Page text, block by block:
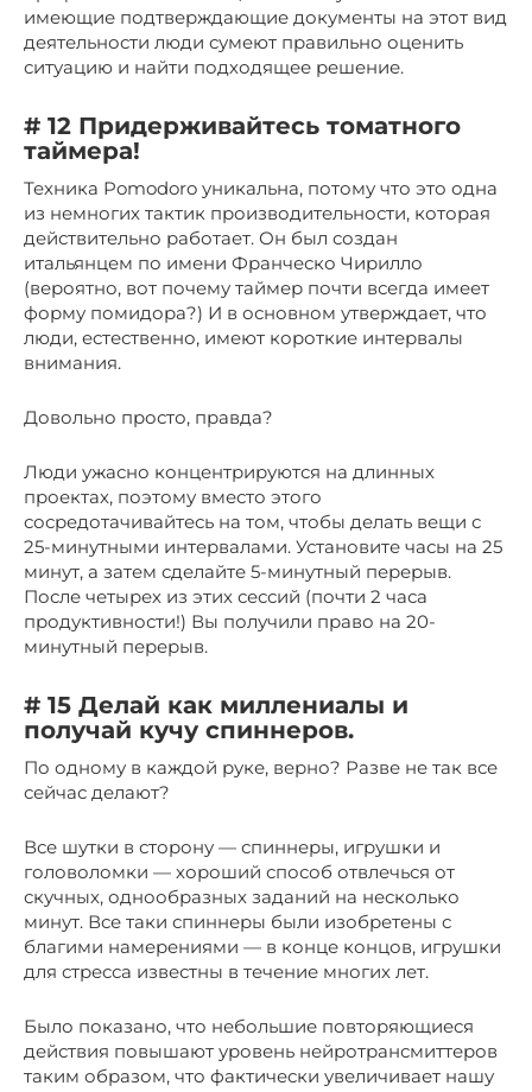
имеющие подтверждающие документы на этот вид
деятельности люди сумеют правильно оценить
ситуацию и найти подходящее решение.
# 12 Придерживайтесь томатного
таймера!
Техника Pomodoro уникальна, потому что это одна
из немногих тактик производительности, которая
действительно работает. Он был создан
итальянцем по имени Франческо Чирилло
(вероятно, вот почему таймер почти всегда имеет
форму помидора?) И в основном утверждает, что
люди, естественно, имеют короткие интервалы
внимания.
Довольно просто, правда?
Люди ужасно концентрируются на длинных
проектах, поэтому вместо этого
сосредотачивайтесь на том, чтобы делать вещи с
25-минутными интервалами. Установите часы на 25
минут, а затем сделайте 5-минутный перерыв.
После четырех из этих сессий (почти 2 часа
продуктивности!) Вы получили право на 20-
минутный перерыв.
# 15 Делай как миллениалы и
получай кучу спиннеров.
По одному в каждой руке, верно? Разве не так все
сейчас делают?
Все шутки в сторону — спиннеры, игрушки и
головоломки — хороший способ отвлечься от
скучных, однообразных заданий на несколько
минут. Все таки спиннеры были изобретены с
благими намерениями — в конце концов, игрушки
для стресса известны в течение многих лет.
Было показано, что небольшие повторяющиеся
действия повышают уровень нейротрансмиттеров
таким образом, что фактически увеличивает нашу